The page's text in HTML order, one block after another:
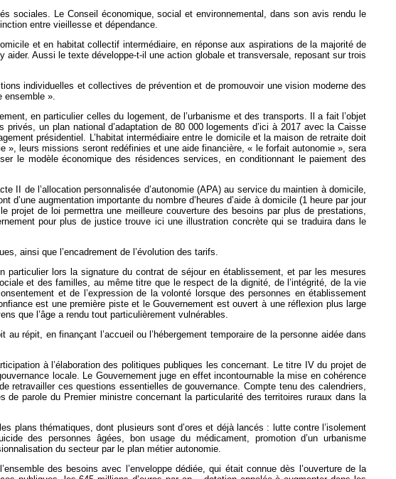
sociales. Le Conseil économique, social et environnemental, dans son avis rendu le
entre vieillesse et dépendance.
et en habitat collectif intermédiaire, en réponse aux aspirations de la majorité de
Aussi le texte développe-t-il une action globale et transversale, reposant sur trois
individuelles et collectives de prévention et de promouvoir une vision moderne des
».
en particulier celles du logement, de l’urbanisme et des transports. Il a fait l’objet
un plan national d’adaptation de 80 000 logements d’ici à 2017 avec la Caisse
présidentiel. L’habitat intermédiaire entre le domicile et la maison de retraite doit
leurs missions seront redéfinies et une aide financière, « le forfait autonomie », sera
le modèle économique des résidences services, en conditionnant le paiement des
II de l’allocation personnalisée d’autonomie (APA) au service du maintien à domicile,
augmentation importante du nombre d’heures d’aide à domicile (1 heure par jour
projet de loi permettra une meilleure couverture des besoins par plus de prestations,
pour plus de justice trouve ici une illustration concrète qui se traduira dans le
ainsi que l’encadrement de l’évolution des tarifs.
lors la signature du contrat de séjour en établissement, et par les mesures
et des familles, au même titre que le respect de la dignité, de l’intégrité, de la vie
et de l’expression de la volonté lorsque des personnes en établissement
est une première piste et le Gouvernement est ouvert à une réflexion plus large
que l’âge a rendu tout particulièrement vulnérables.
répit, en finançant l’accueil ou l’hébergement temporaire de la personne aidée dans
à l’élaboration des politiques publiques les concernant. Le titre IV du projet de
locale. Le Gouvernement juge en effet incontournable la mise en cohérence
ces questions essentielles de gouvernance. Compte tenu des calendriers,
parole du Premier ministre concernant la particularité des territoires ruraux dans la
plans thématiques, dont plusieurs sont d’ores et déjà lancés : lutte contre l’isolement
des personnes âgées, bon usage du médicament, promotion d’un urbanisme
du secteur par le plan métier autonomie.
des besoins avec l’enveloppe dédiée, qui était connue dès l’ouverture de la